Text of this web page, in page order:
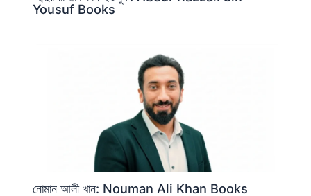
Yousuf Books
নোমান আলী খান: Nouman Ali Khan Books